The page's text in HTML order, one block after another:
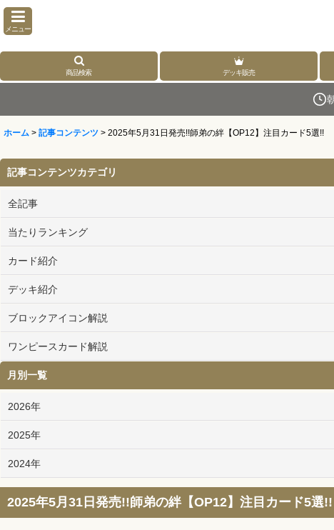
メニュー
商品検索 デッキ販売
ホーム > 記事コンテンツ > 2025年5月31日発売!!師弟の絆【OP12】注目カード5選!!
2025年5月31日発売!!師弟の絆【OP12】注目カード5選!!
記事コンテンツカテゴリ
全記事
当たりランキング
カード紹介
デッキ紹介
ブロックアイコン解説
ワンピースカード解説
月別一覧
2026年
2025年
2024年